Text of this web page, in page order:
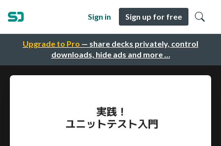
Upgrade to Pro — share decks privately, control
downloads, hide ads and more …
Sign in Sign up for free